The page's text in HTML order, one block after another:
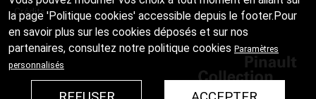
Crédits
la page 'Politique cookies' accessible depuis le footer.Pour
en savoir plus sur les cookies déposés et sur nos
partenaires, consultez notre politique cookies Paramètres
personnalisés